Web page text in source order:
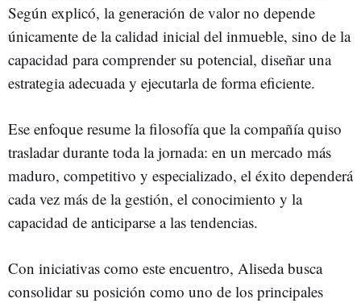
Según explicó, la generación de valor no depende
únicamente de la calidad inicial del inmueble, sino de la
capacidad para comprender su potencial, diseñar una
estrategia adecuada y ejecutarla de forma eficiente.
Ese enfoque resume la filosofía que la compañía quiso
trasladar durante toda la jornada: en un mercado más
maduro, competitivo y especializado, el éxito dependerá
cada vez más de la gestión, el conocimiento y la
capacidad de anticiparse a las tendencias.
Con iniciativas como este encuentro, Aliseda busca
consolidar su posición como uno de los principales